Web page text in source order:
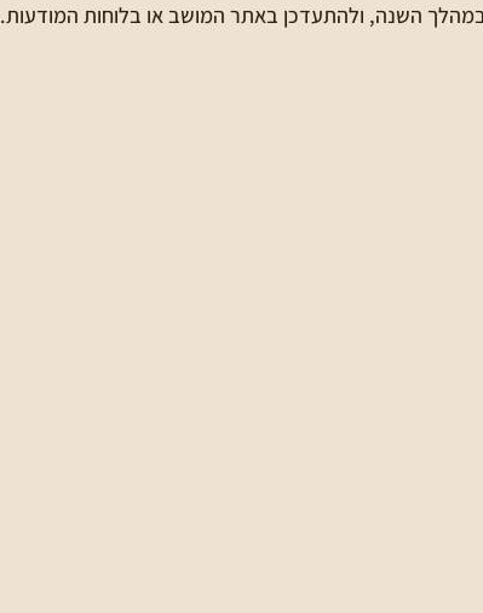
במהלך השנה, ולהתעדכן באתר המושב או בלוחות המודעות.